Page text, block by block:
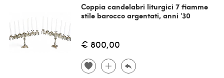
Coppia candelabri liturgici 7 fiamme
stile barocco argentati, anni '30
€ 800,00